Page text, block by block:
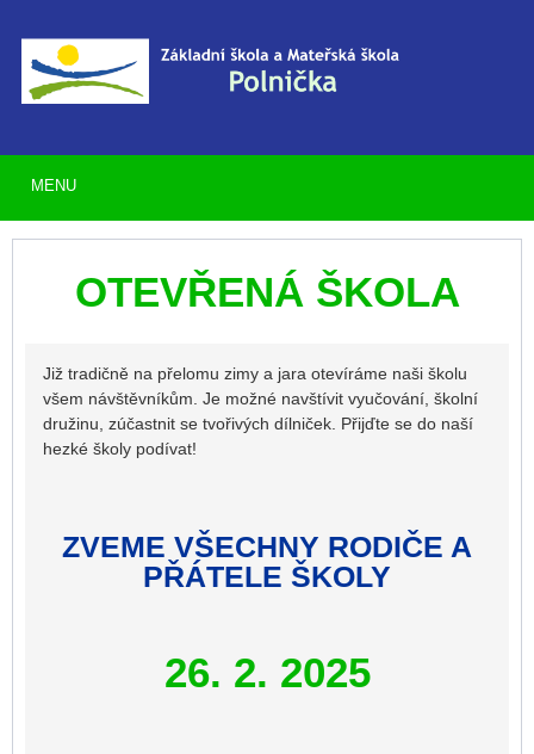
OTEVŘENÁ ŠKOLA
Již tradičně na přelomu zimy a jara otevíráme naši školu
všem návštěvníkům. Je možné navštívit vyučování, školní
družinu, zúčastnit se tvořivých dílniček. Přijďte se do naší
hezké školy podívat!
ZVEME VŠECHNY RODIČE A
PŘÁTELE ŠKOLY
26. 2. 2025
MENU